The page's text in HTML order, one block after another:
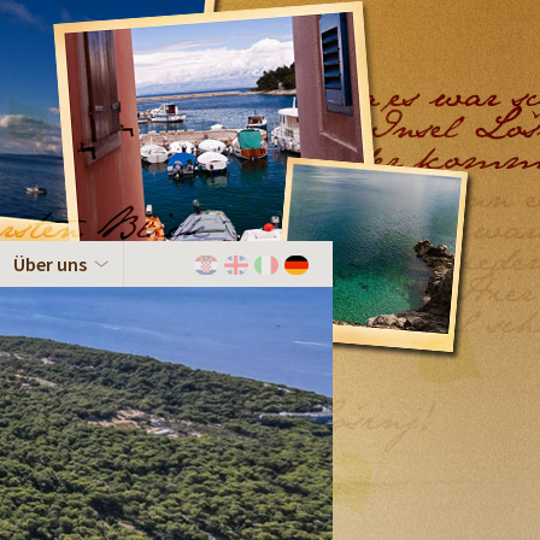
Hrvatski
EnglishItalianoDeutch
Über uns